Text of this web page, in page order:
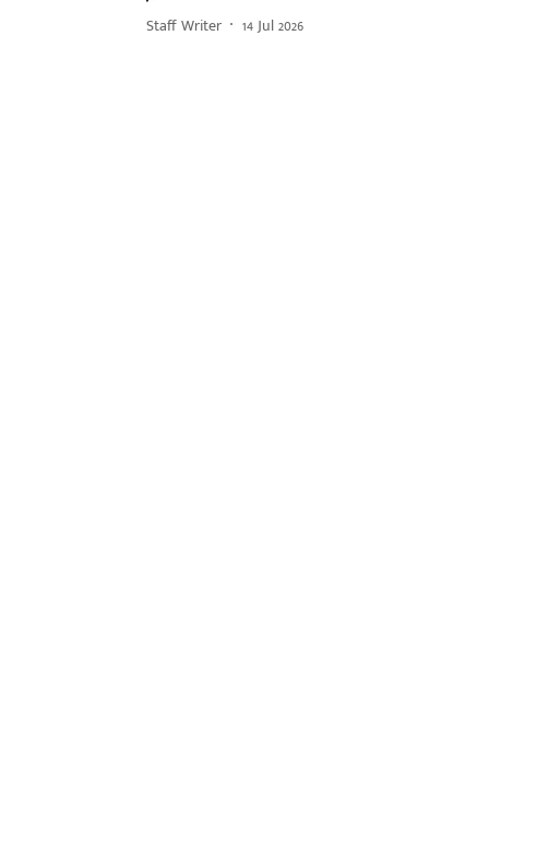
Staff Writer 14 Jul 2026